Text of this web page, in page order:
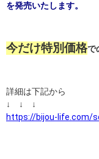
を発売いたします。
今だけ特別価格で
詳細は下記から
↓ ↓ ↓
https://bijou-life.com/